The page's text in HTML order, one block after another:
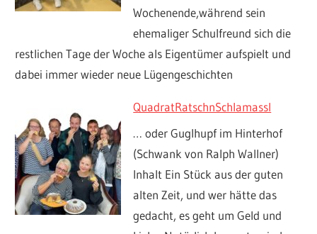
Wochenende,während sein
ehemaliger Schulfreund sich die
restlichen Tage der Woche als Eigentümer aufspielt und
dabei immer wieder neue Lügengeschichten
QuadratRatschnSchlamassl
… oder Guglhupf im Hinterhof
(Schwank von Ralph Wallner)
Inhalt Ein Stück aus der guten
alten Zeit, und wer hätte das
gedacht, es geht um Geld und